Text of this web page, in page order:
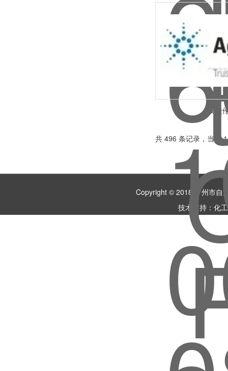
安捷
共 496 条记录，当
Copyright © 2018 广州市
技术支持： 化